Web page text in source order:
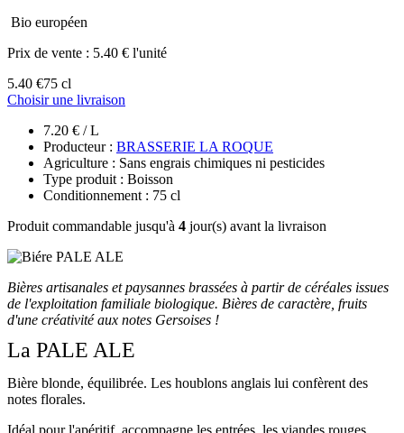
Bio européen
Prix de vente : 5.40 € l'unité
5.40 €75 cl
Choisir une livraison
7.20 € / L
Producteur : BRASSERIE LA ROQUE
Agriculture : Sans engrais chimiques ni pesticides
Type produit : Boisson
Conditionnement : 75 cl
Produit commandable jusqu'à 4 jour(s) avant la livraison
Bières artisanales et paysannes brassées à partir de céréales issues
de l'exploitation familiale biologique. Bières de caractère, fruits
d'une créativité aux notes Gersoises !
La PALE ALE
Bière blonde, équilibrée. Les houblons anglais lui confèrent des
notes florales.
Idéal pour l'apéritif, accompagne les entrées, les viandes rouges.